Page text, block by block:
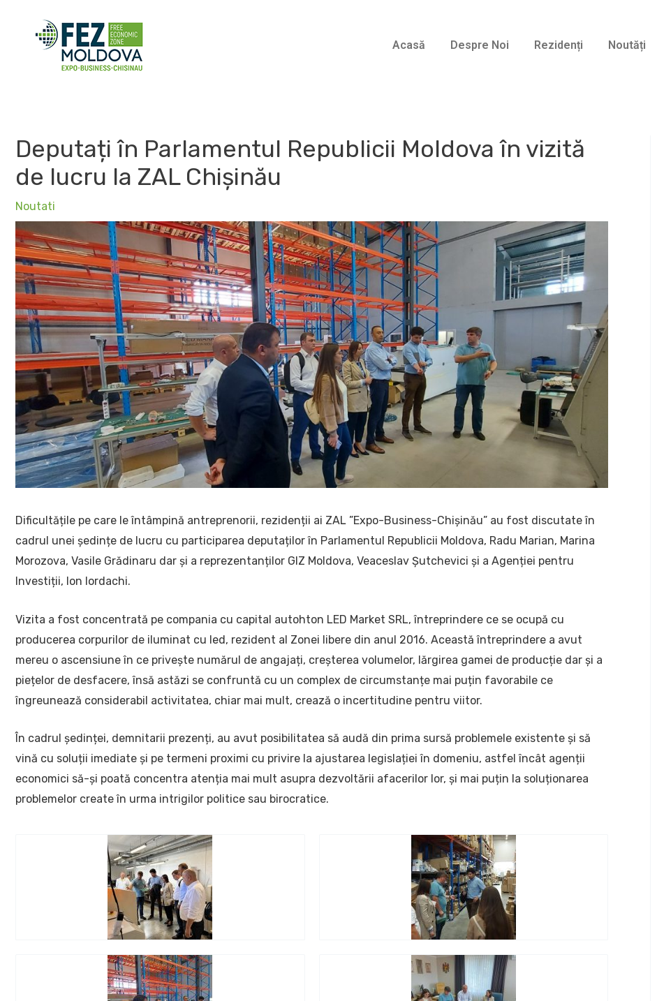
Acasă Despre Noi Rezidenți Noutăți
Deputați în Parlamentul Republicii Moldova în vizită
de lucru la ZAL Chișinău
Noutati
Dificultățile pe care le întâmpină antreprenorii, rezidenții ai ZAL ”Expo-Business-Chișinău” au fost discutate în
cadrul unei ședințe de lucru cu participarea deputaților în Parlamentul Republicii Moldova, Radu Marian, Marina
Morozova, Vasile Grădinaru dar și a reprezentanților GIZ Moldova, Veaceslav Șutchevici și a Agenției pentru
Investiții, Ion Iordachi.
Vizita a fost concentrată pe compania cu capital autohton LED Market SRL, întreprindere ce se ocupă cu
producerea corpurilor de iluminat cu led, rezident al Zonei libere din anul 2016. Această întreprindere a avut
mereu o ascensiune în ce privește numărul de angajați, creșterea volumelor, lărgirea gamei de producție dar și a
piețelor de desfacere, însă astăzi se confruntă cu un complex de circumstanțe mai puțin favorabile ce
îngreunează considerabil activitatea, chiar mai mult, crează o incertitudine pentru viitor.
În cadrul ședinței, demnitarii prezenți, au avut posibilitatea să audă din prima sursă problemele existente și să
vină cu soluții imediate și pe termeni proximi cu privire la ajustarea legislației în domeniu, astfel încât agenții
economici să-și poată concentra atenția mai mult asupra dezvoltării afacerilor lor, și mai puțin la soluționarea
problemelor create în urma intrigilor politice sau birocratice.